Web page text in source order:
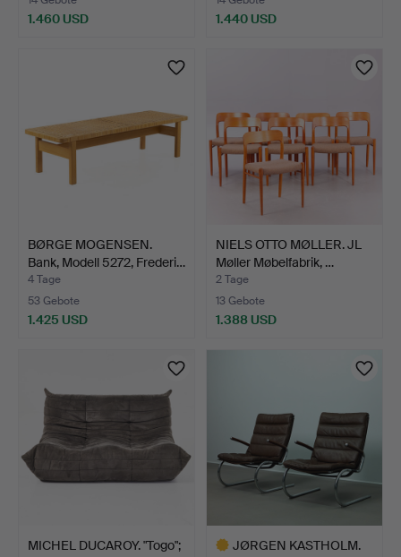
1.460 USD 1.440 USD
BØRGE MOGENSEN.
Bank, Modell 5272, Frederi…
4 Tage
53 Gebote
1.425 USD
NIELS OTTO MØLLER. JL
Møller Møbelfabrik, …
2 Tage
13 Gebote
1.388 USD
MICHEL DUCAROY. "Togo";
JØRGEN KASTHOLM.